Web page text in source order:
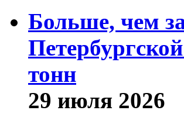
Больше, чем
тонн
29 июля 2026